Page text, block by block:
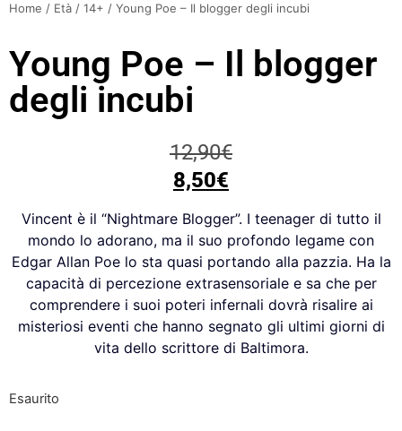
Home / Età / 14+ / Young Poe – Il blogger degli incubi
Young Poe – Il blogger
degli incubi
12,90€
8,50€
Vincent è il “Nightmare Blogger”. I teenager di tutto il
mondo lo adorano, ma il suo profondo legame con
Edgar Allan Poe lo sta quasi portando alla pazzia. Ha la
capacità di percezione extrasensoriale e sa che per
comprendere i suoi poteri infernali dovrà risalire ai
misteriosi eventi che hanno segnato gli ultimi giorni di
vita dello scrittore di Baltimora.
Esaurito